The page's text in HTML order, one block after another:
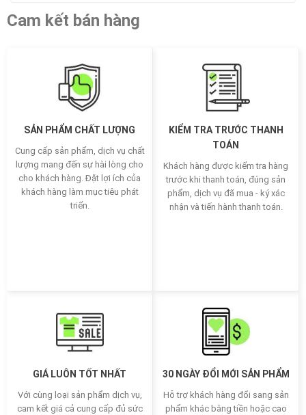
Cam kết bán hàng
SẢN PHẨM CHẤT LƯỢNG
Cung cấp sản phẩm, dịch vụ chất
lượng mang đến sự hài lòng cho
cho khách hàng. Đặt lợi ích của
khách hàng làm mục tiêu phát
triển.
KIỂM TRA TRƯỚC THANH
TOÁN
Khách hàng được kiểm tra hàng
trước khi thanh toán, đúng sản
phẩm, dịch vụ đã mua - ký xác
nhận và tiến hành thanh toán.
GIÁ LUÔN TỐT NHẤT
Với cùng loại sản phẩm dịch vụ,
cam kết giá cả cung cấp đủ sức
30 NGÀY ĐỔI MỚI SẢN PHẨM
Hỗ trợ khách hàng đổi sang sản
phẩm khác bằng tiền hoặc cao